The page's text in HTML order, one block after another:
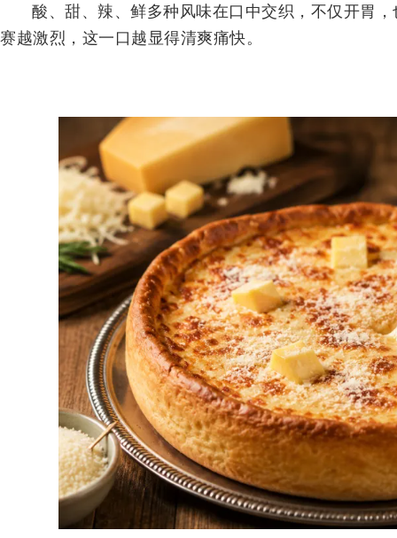
酸、甜、辣、鲜多种风味在口中交织，不仅开胃
赛越激烈，这一口越显得清爽痛快。